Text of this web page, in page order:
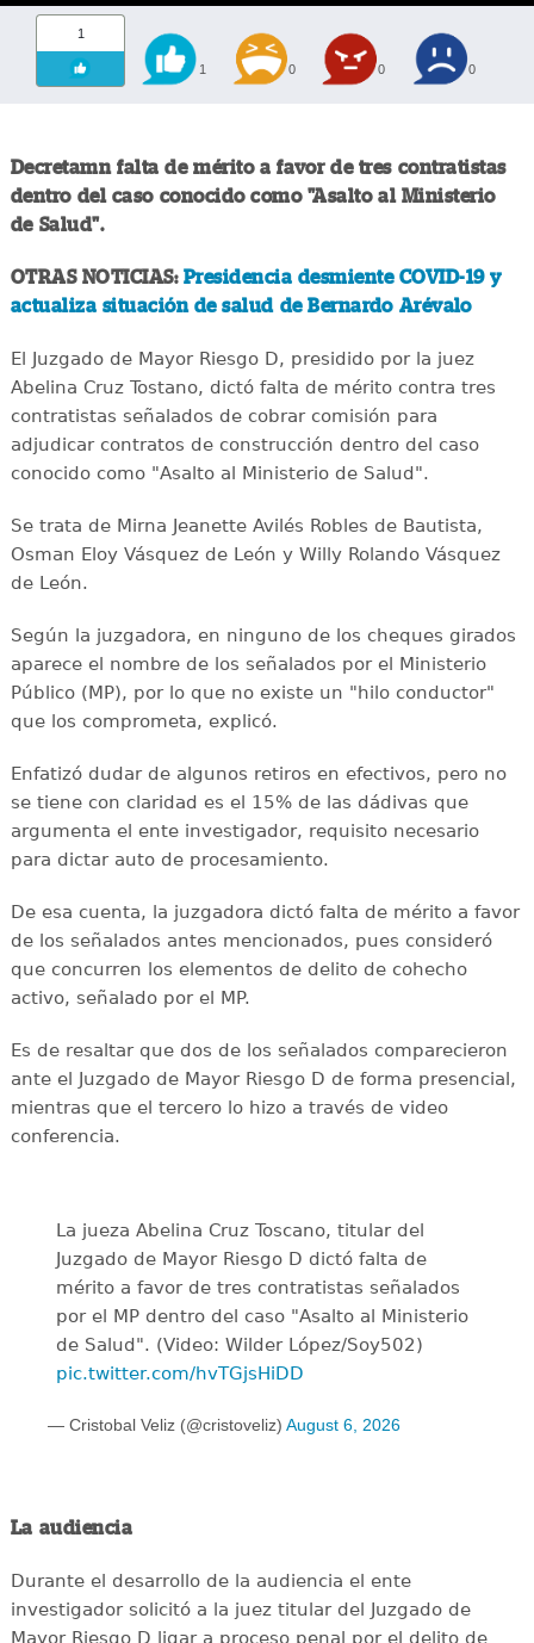
1
1 0 0 0
Decretamn falta de mérito a favor de tres contratistas
dentro del caso conocido como "Asalto al Ministerio
de Salud".
OTRAS NOTICIAS: Presidencia desmiente COVID-19 y
actualiza situación de salud de Bernardo Arévalo
El Juzgado de Mayor Riesgo D, presidido por la juez
Abelina Cruz Tostano, dictó falta de mérito contra tres
contratistas señalados de cobrar comisión para
adjudicar contratos de construcción dentro del caso
conocido como "Asalto al Ministerio de Salud".
Se trata de Mirna Jeanette Avilés Robles de Bautista,
Osman Eloy Vásquez de León y Willy Rolando Vásquez
de León.
Según la juzgadora, en ninguno de los cheques girados
aparece el nombre de los señalados por el Ministerio
Público (MP), por lo que no existe un "hilo conductor"
que los comprometa, explicó.
Enfatizó dudar de algunos retiros en efectivos, pero no
se tiene con claridad es el 15% de las dádivas que
argumenta el ente investigador, requisito necesario
para dictar auto de procesamiento.
De esa cuenta, la juzgadora dictó falta de mérito a favor
de los señalados antes mencionados, pues consideró
que concurren los elementos de delito de cohecho
activo, señalado por el MP.
Es de resaltar que dos de los señalados comparecieron
ante el Juzgado de Mayor Riesgo D de forma presencial,
mientras que el tercero lo hizo a través de video
conferencia.
La jueza Abelina Cruz Toscano, titular del
Juzgado de Mayor Riesgo D dictó falta de
mérito a favor de tres contratistas señalados
por el MP dentro del caso "Asalto al Ministerio
de Salud". (Video: Wilder López/Soy502)
pic.twitter.com/hvTGjsHiDD
— Cristobal Veliz (@cristoveliz) August 6, 2026
La audiencia
Durante el desarrollo de la audiencia el ente
investigador solicitó a la juez titular del Juzgado de
Mayor Riesgo D ligar a proceso penal por el delito de